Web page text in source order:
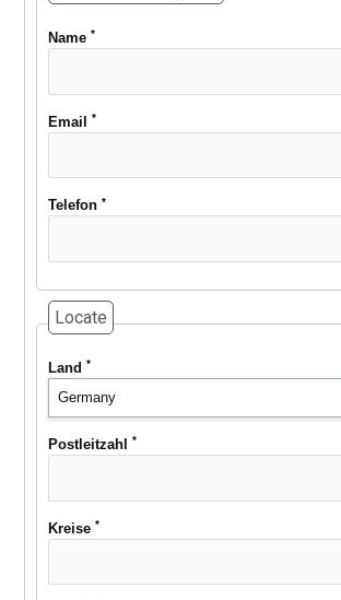
Name*
Email*
Telefon*
Locate
Land*
Postleitzahl*
Kreise*